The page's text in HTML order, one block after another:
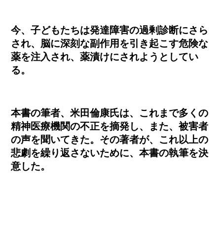
今、子どもたちは発達障害の過剰診断にさら
され、脳に深刻な副作用を引き起こす危険な
薬を注入され、薬漬けにされようとしてい
る。
本書の筆者、米田倫康氏は、これまで多くの
精神医療機関の不正を摘発し、また、被害者
の声を聞いてきた。その著者が、これ以上の
悲劇を繰り返さないために、本書の執筆を決
意した。